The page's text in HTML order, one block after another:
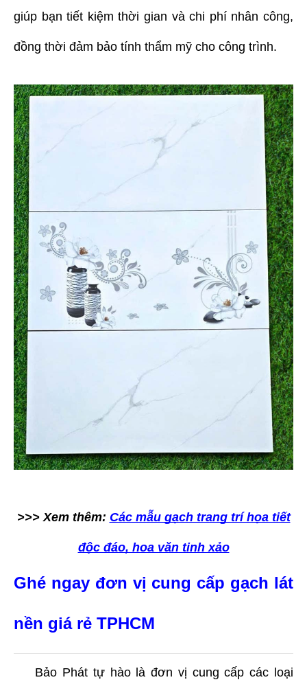
giúp bạn tiết kiệm thời gian và chi phí nhân công,
đồng thời đảm bảo tính thẩm mỹ cho công trình.
>>> Xem thêm: Các mẫu gạch trang trí họa tiết
độc đáo, hoa văn tinh xảo
Ghé ngay đơn vị cung cấp gạch lát
nền giá rẻ TPHCM
Bảo Phát tự hào là đơn vị cung cấp các loại